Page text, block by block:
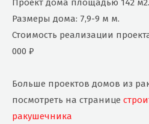
Размеры дома: 7,9-9 м м.
Стоимость реализации
000 ₽
Больше проектов домов из
посмотреть на странице
ракушечника